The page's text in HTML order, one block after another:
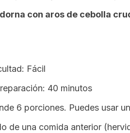
con aros de cebolla
Fácil
40 minutos
6 porciones. Puedes usar
de una comida anterior